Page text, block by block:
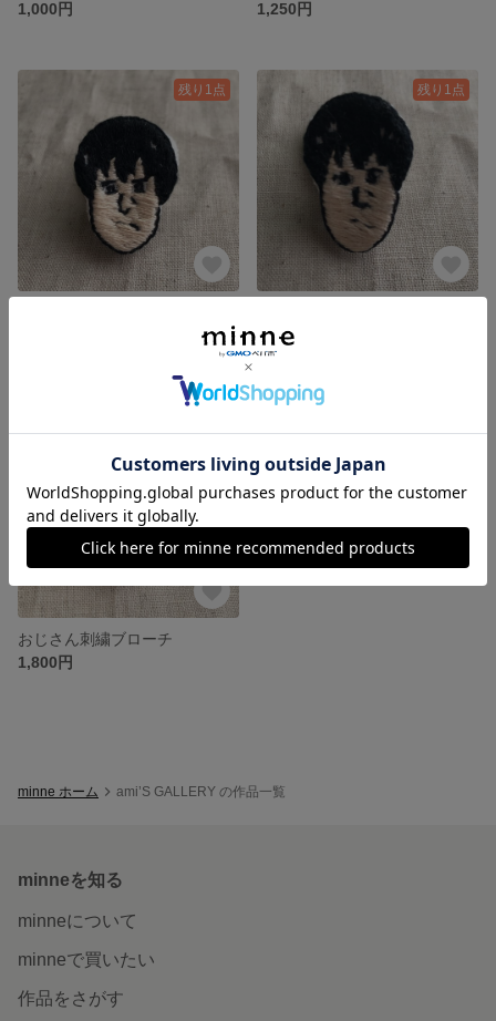
1,000円 1,250円
残り1点 残り1点
1,650円
おじさん刺繍ブローチ
1,800円
minne ホーム ami’S GALLERY の作品一覧
minneを知る
minneについて
minneで買いたい
作品をさがす